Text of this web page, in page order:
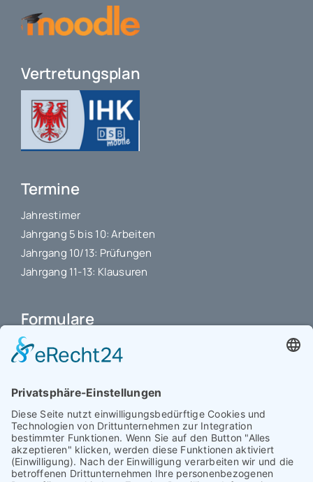
Vertretungsplan
Termine
Jahrestimer
Jahrgang 5 bis 10: Arbeiten
Jahrgang 10/13: Prüfungen
Jahrgang 11-13: Klausuren
Formulare
Schulbuchkauf Schuljahr 2026-2027
Antrag auf Erstattung von Auslagen
Interner L-S-Beschwerdezettel
Antrag auf Freistellung vom Unterricht
Antrag für selbstständigen Heimweg bei Unwohlsein
(ab Jg. 9)
Antrag 10GL Pausenregelung